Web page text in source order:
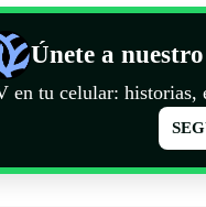
Únete a
en tu celular: historias,